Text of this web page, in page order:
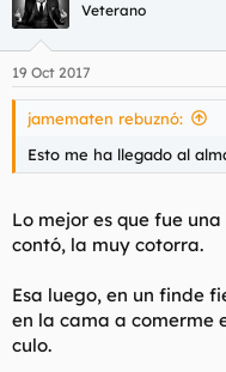
Veterano
19 Oct 2017
jamematen rebuznó:
Esto me ha llegado al
Lo mejor es que fue
contó, la muy cotorra.
Esa luego, en un finde
en la cama a comerme
culo.